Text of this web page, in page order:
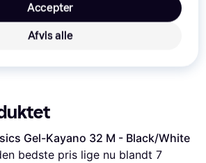
Gel-Kayano 32 M - Black/White
bedste pris lige nu blandt 7
Afvis alle
Accepter